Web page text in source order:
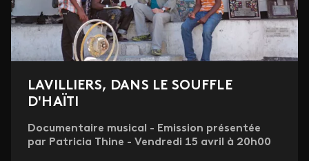
LAVILLIERS, DANS LE SOUFFLE
D'HAÏTI
Documentaire musical - Emission présentée
par Patricia Thine - Vendredi 15 avril à 20h00